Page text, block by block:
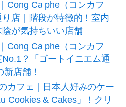
Cong Ca phe（コンカフ
り店｜階段が特徴的！室内
が気持ちいい店舗
Cong Ca phe（コンカフ
No.1？「ゴートイニエム通
新店舗！
カフェ｜日本人好みのケー
Cookies & Cakes」！クリ